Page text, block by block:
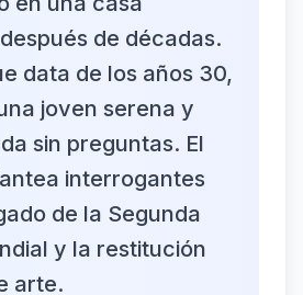
de décadas.
data de los años 30,
joven serena y
sin preguntas. El
interrogantes
de la Segunda
y la restitución
arte.